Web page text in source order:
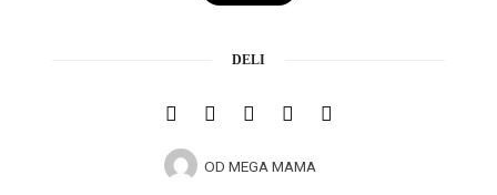
DELI
OD MEGA MAMA